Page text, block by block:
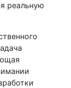
реальную